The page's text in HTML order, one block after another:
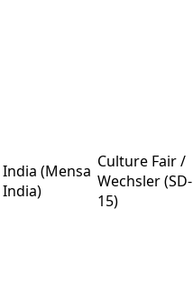
India (Mensa
India)
Culture Fair /
Wechsler (SD-
15)